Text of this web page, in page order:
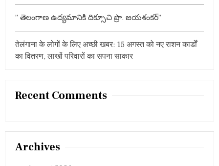
द
स्त
न
” తెలంగాణ ఉద్యమానికి దిక్సూచి ప్రొ. జయశంకర్”
तेलंगाना के लोगों के लिए अच्छी खबर: 15 अगस्त को नए राशन कार्डों
का वितरण, लाखों परिवारों का सपना साकार
Recent Comments
Archives